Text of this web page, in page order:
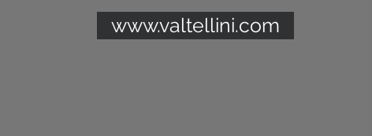
www.valtellini.com